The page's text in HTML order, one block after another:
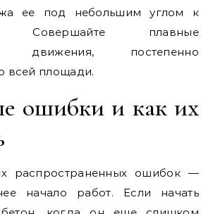
ее под небольшим углом к
Совершайте плавные
движения, постепенно
всей площади.
ошибки и как их
распространенных ошибок —
начало работ. Если начать